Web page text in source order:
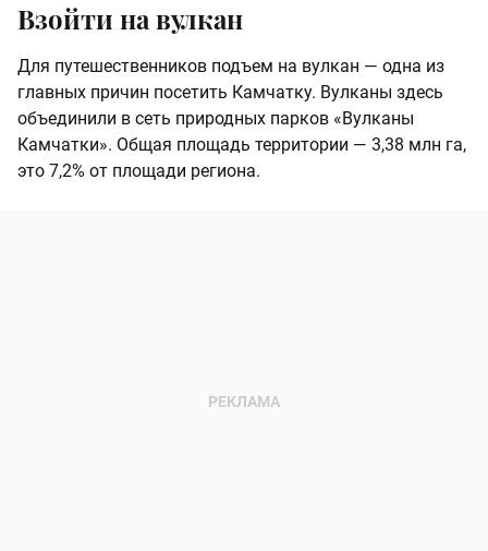
Взойти на вулкан
Для путешественников подъем на вулкан — одна из
главных причин посетить Камчатку. Вулканы здесь
объединили в сеть природных парков «Вулканы
Камчатки». Общая площадь территории — 3,38 млн га,
это 7,2% от площади региона.